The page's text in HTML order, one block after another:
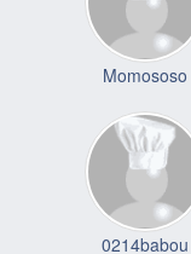
Momososo
0214babou